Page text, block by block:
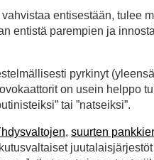
entisestään, tulee
entistä parempien ja
pyrkinyt
on usein helppo
tai ”natseiksi”.
, suurten